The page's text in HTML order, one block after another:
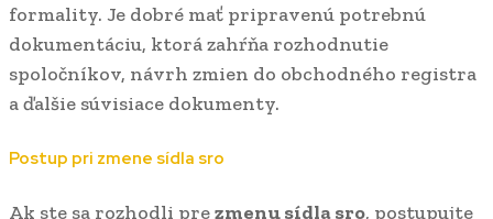
formality. Je dobré mať pripravenú potrebnú
dokumentáciu, ktorá zahŕňa rozhodnutie
spoločníkov, návrh zmien do obchodného registra
a ďalšie súvisiace dokumenty.
Postup pri zmene sídla sro
Ak ste sa rozhodli prezmenu sídla sro, postupujte